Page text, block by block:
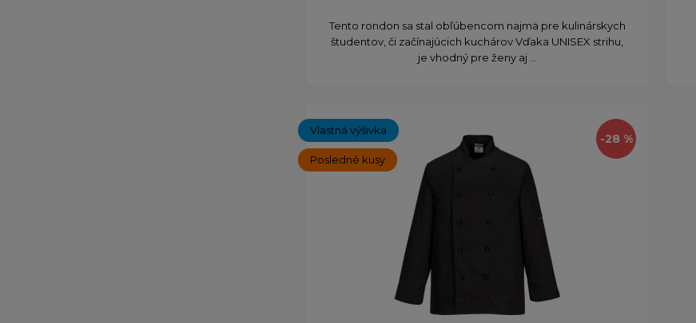
​Tento rondon sa stal obľúbencom najmä pre kulinárskych
študentov, či začínajúcich kuchárov Vďaka UNISEX strihu,
je vhodný pre ženy aj ...
-28 %
Vlastná výšivka
Posledné kusy